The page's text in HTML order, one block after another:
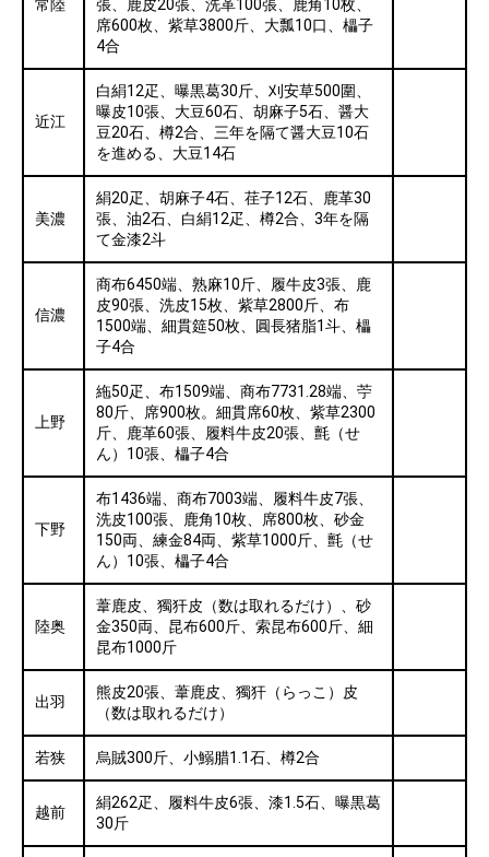
常陸
張、鹿皮20張、洗革100張、鹿角10枚、
席600枚、紫草3800斤、大瓢10口、櫑子
4合
近江
白絹12疋、曝黒葛30斤、刈安草500圍、
曝皮10張、大豆60石、胡麻子5石、醤大
豆20石、樽2合、三年を隔て醤大豆10石
を進める、大豆14石
美濃
絹20疋、胡麻子4石、荏子12石、鹿革30
張、油2石、白絹12疋、樽2合、3年を隔
て金漆2斗
信濃
商布6450端、熟麻10斤、履牛皮3張、鹿
皮90張、洗皮15枚、紫草2800斤、布
1500端、細貫筵50枚、圓長猪脂1斗、櫑
子4合
上野
絁50疋、布1509端、商布7731.28端、苧
80斤、席900枚。細貫席60枚、紫草2300
斤、鹿革60張、履料牛皮20張、氈（せ
ん）10張、櫑子4合
下野
布1436端、商布7003端、履料牛皮7張、
洗皮100張、鹿角10枚、席800枚、砂金
150両、練金84両、紫草1000斤、氈（せ
ん）10張、櫑子4合
陸奥
葦鹿皮、獨犴皮（数は取れるだけ）、砂
金350両、昆布600斤、索昆布600斤、細
昆布1000斤
出羽
熊皮20張、葦鹿皮、獨犴（らっこ）皮
（数は取れるだけ）
若狭 烏賊300斤、小鰯腊1.1石、樽2合
越前
絹262疋、履料牛皮6張、漆1.5石、曝黒葛
30斤